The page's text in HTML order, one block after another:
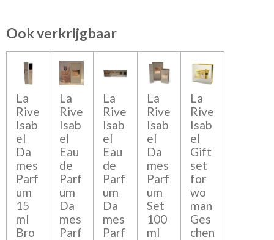
Ook verkrijgbaar
La
Rive
Isab
el
Da
mes
Parf
um
15
ml
Bro
La
Rive
Isab
el
Eau
de
Parf
um
Da
mes
Parf
La
Rive
Isab
el
Eau
de
Parf
um
Da
mes
Parf
La
Rive
Isab
el
Da
mes
Parf
um
Set
100
ml
La
Rive
Isab
el
Gift
set
for
wo
man
Ges
chen